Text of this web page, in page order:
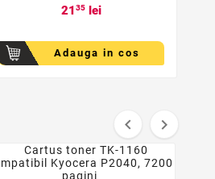
2135lei
Adauga in cos
 
favorite_border